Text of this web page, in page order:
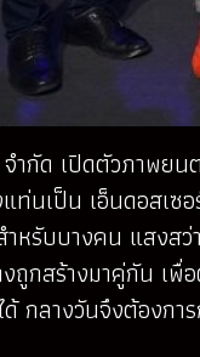
ำกัด เปิดตัวภาพย
แท่นเป็น เอ็นดอส
หรับบางคน แสงส
งถูกสร้างมาคู่กัน
ด้ กลางวันจึงต้องก